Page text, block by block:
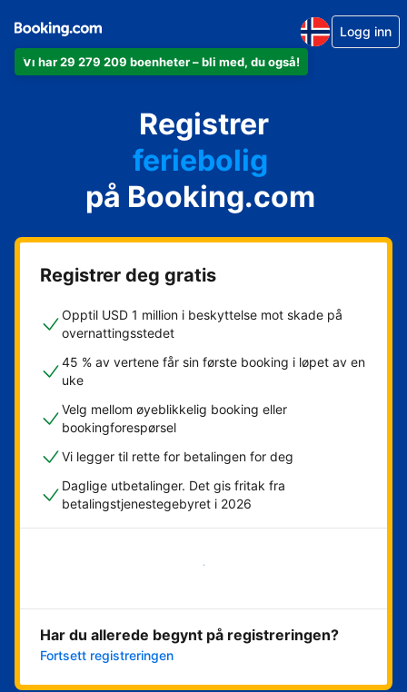
Vi har 29 279 209 boenheter – bli med, du også!
Logg inn
Registrer
leiligheten din
hotellet ditt
feriebolig
gjestgiveriet ditt
rorbua di
på Booking.com
Registrer deg gratis
Opptil USD 1 million i beskyttelse mot skade på
overnattingsstedet
45 % av vertene får sin første booking i løpet av en
uke
Velg mellom øyeblikkelig booking eller
bookingforespørsel
Vi legger til rette for betalingen for deg
Daglige utbetalinger. Det gis fritak fra
betalingstjenestegebyret i 2026
Kom i gang nå
Har du allerede begynt på registreringen?
Fortsett registreringen